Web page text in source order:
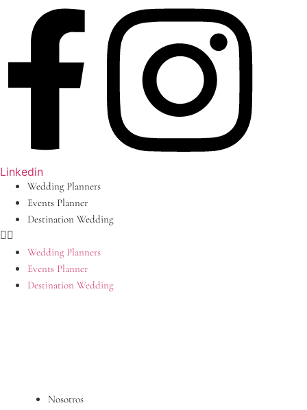
contenido
Linkedin
Wedding Planners
Events Planner
Destination Wedding
Wedding Planners
Events Planner
Destination Wedding
Nosotros